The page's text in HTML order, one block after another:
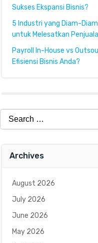
Sukses Ekspansi Bisnis?
5 Industri yang Diam-
untuk Melesatkan
Payroll In-House vs
Efisiensi Bisnis Anda?
Search
for:
Archives
August 2026
July 2026
June 2026
May 2026